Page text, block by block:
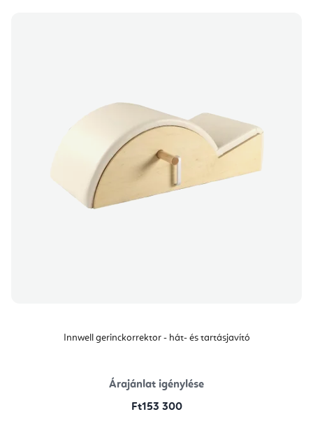
Innwell gerinckorrektor - hát- és tartásjavító
Árajánlat igénylése
Ft153 300